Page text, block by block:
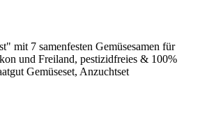
mit 7 samenfesten Gemüsesamen für
und Freiland, pestizidfreies & 100%
Gemüseset, Anzuchtset